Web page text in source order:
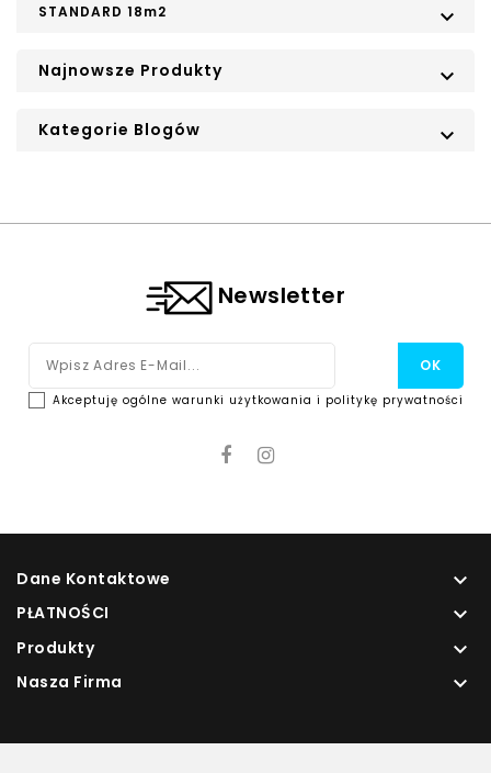
STANDARD 18m2 
Najnowsze Produkty 
Kategorie Blogów 
Newsletter
Akceptuję ogólne warunki użytkowania i politykę prywatności
Dane Kontaktowe 
PŁATNOŚCI 
Produkty 
Nasza Firma 